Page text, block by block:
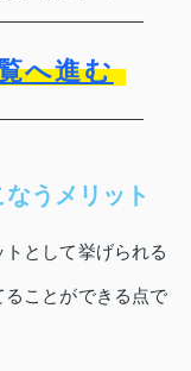
へ進む
うメリット
として挙げられる
ことができる点で